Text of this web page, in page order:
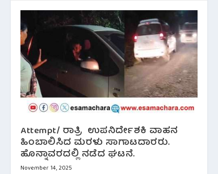
Attempt/ ರಾತ್ರಿ ಉಪನಿರ್ದೇಶಕಿ ವಾಹನ
ಹಿಂಬಾಲಿಸಿದ ಮರಳು ಸಾಗಾಟದಾರರು.
ಹೊನ್ನಾವರದಲ್ಲಿ ನಡೆದ ಘಟನೆ.
November 14, 2025